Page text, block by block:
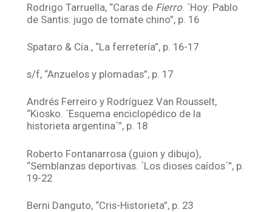
Rodrigo Tarruella, “Caras de Fierro . ´Hoy: Pablo
de Santis: jugo de tomate chino”, p. 16
Spataro & Cía., “La ferretería”, p. 16-17
s/f, “Anzuelos y plomadas”, p. 17
Andrés Ferreiro y Rodríguez Van Rousselt,
“Kiosko. ´Esquema enciclopédico de la
historieta argentina´”, p. 18
Roberto Fontanarrosa (guion y dibujo),
“Semblanzas deportivas. ´Los dioses caídos´”, p.
19-22
Berni Danguto, “Cris-Historieta”, p. 23